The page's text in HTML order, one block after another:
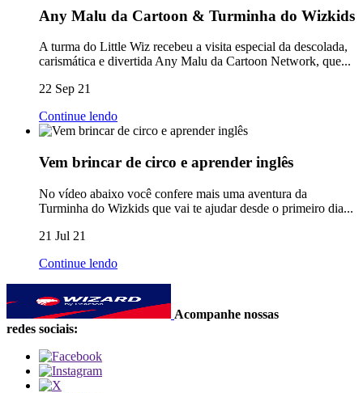
Any Malu da Cartoon & Turminha do Wizkids
A turma do Little Wiz recebeu a visita especial da descolada,
carismática e divertida Any Malu da Cartoon Network, que...
22 Sep 21
Continue lendo
Vem brincar de circo e aprender inglês
No vídeo abaixo você confere mais uma aventura da
Turminha do Wizkids que vai te ajudar desde o primeiro dia...
21 Jul 21
Continue lendo
Acompanhe nossas
redes sociais: